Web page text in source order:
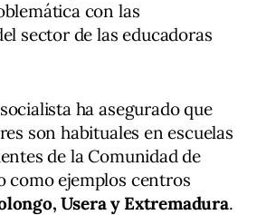
con las
sector de las educadoras
ha asegurado que
son habituales en escuelas
de la Comunidad de
como ejemplos centros
Usera y Extremadura.